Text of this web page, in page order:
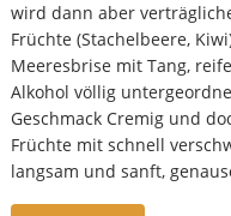
wird dann aber
Früchte (Stachelbeere,
Meeresbrise mit Tang,
Alkohol völlig
Geschmack Cremig und
Früchte mit schnell
langsam und sanft,